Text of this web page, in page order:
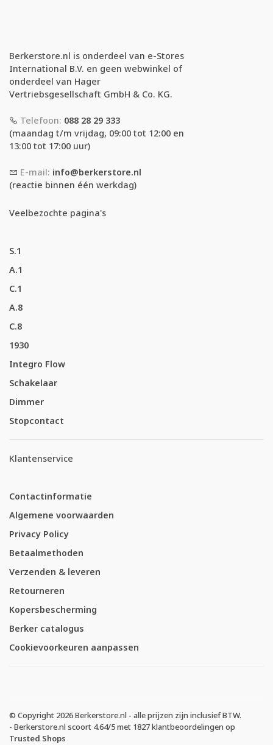
Berkerstore.nl is onderdeel van e-Stores
International B.V. en geen webwinkel of
onderdeel van Hager
Vertriebsgesellschaft GmbH & Co. KG.
Telefoon: 088 28 29 333
(maandag t/m vrijdag, 09:00 tot 12:00 en
13:00 tot 17:00 uur)
E-mail: info@berkerstore.nl
(reactie binnen één werkdag)
Veelbezochte pagina's
S.1
A.1
C.1
A.8
C.8
1930
Integro Flow
Schakelaar
Dimmer
Stopcontact
Klantenservice
Contactinformatie
Algemene voorwaarden
Privacy Policy
Betaalmethoden
Verzenden & leveren
Retourneren
Kopersbescherming
Berker catalogus
Cookievoorkeuren aanpassen
© Copyright 2026 Berkerstore.nl - alle prijzen zijn inclusief BTW.
- Berkerstore.nl scoort 4.64/5met 1827klantbeoordelingen op
Trusted Shops